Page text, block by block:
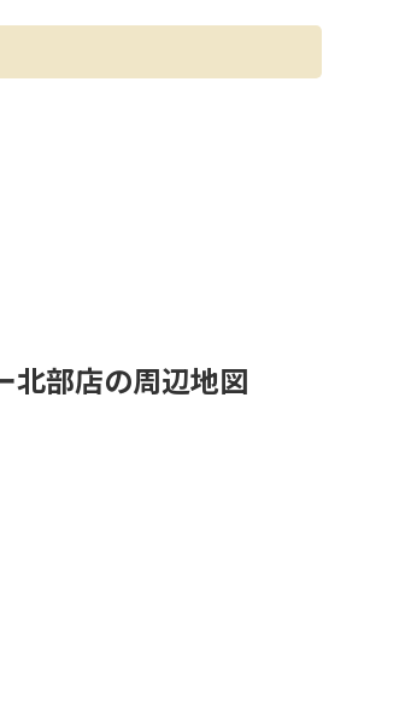
部店の周辺地図